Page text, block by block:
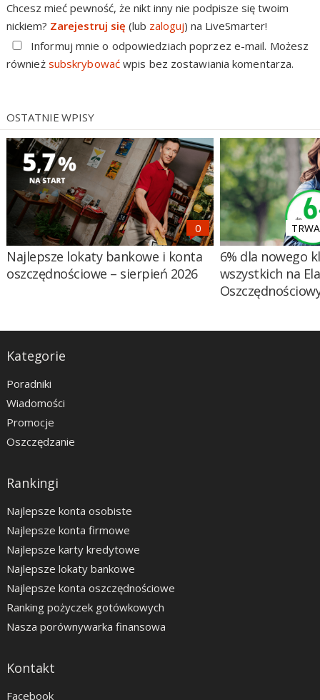
Chcesz mieć pewność, że nikt inny nie podpisze się twoim
nickiem? Zarejestruj się (lub zaloguj) na LiveSmarter!
Informuj mnie o odpowiedziach poprzez e-mail. Możesz
również subskrybowaćwpis bez zostawiania komentarza.
OSTATNIE WPISY
Najlepsze lokaty bankowe i konta
oszczędnościowe – sierpień 2026
6% dla nowego
wszystkich na
Kategorie
Poradniki
Wiadomości
Promocje
Oszczędzanie
Rankingi
Najlepsze konta osobiste
Najlepsze konta firmowe
Najlepsze karty kredytowe
Najlepsze lokaty bankowe
Najlepsze konta oszczędnościowe
Ranking pożyczek gotówkowych
Nasza porównywarka finansowa
Kontakt
Facebook